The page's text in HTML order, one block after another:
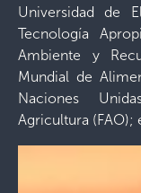
Universidad de
Tecnología
Ambiente y
Mundial de
Naciones
Agricultura (FAO);